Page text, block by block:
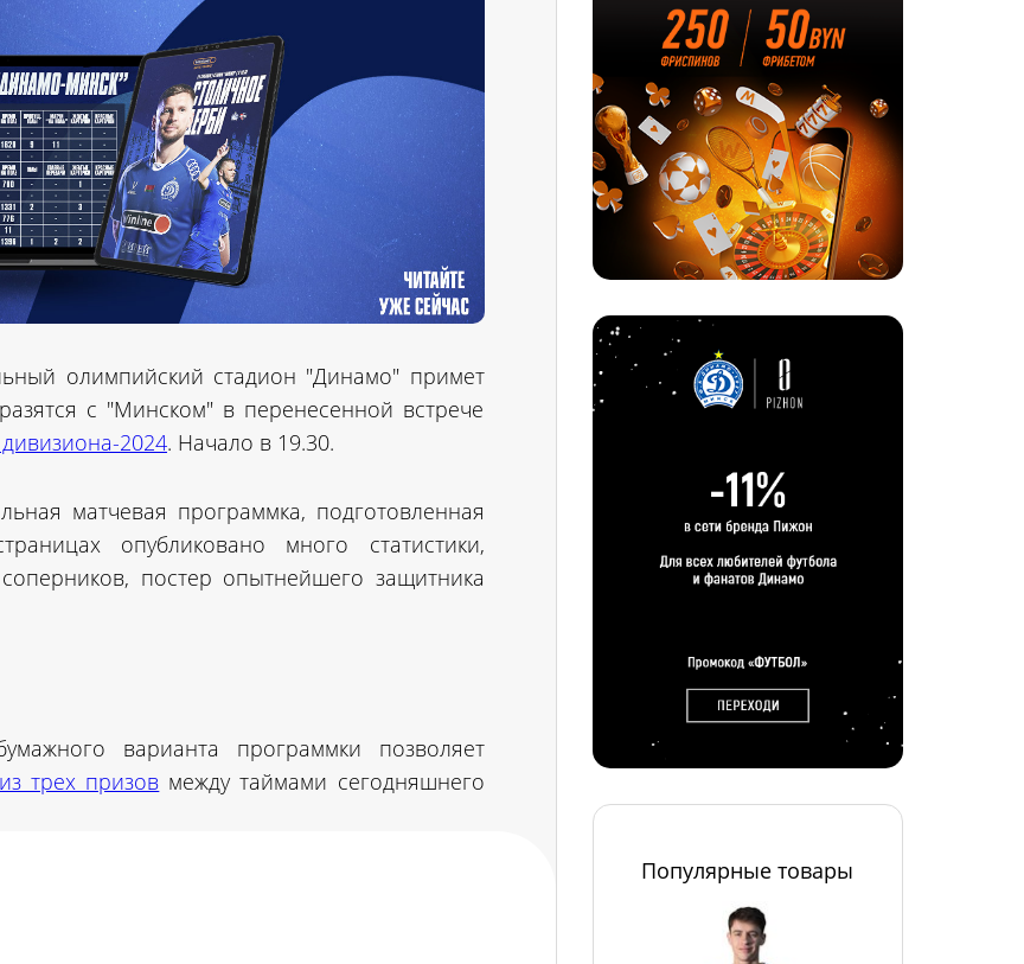
олимпийский стадион "Динамо" примет
с "Минском" в перенесенной встрече
2024. Начало в 19.30.
матчевая программка, подготовленная
опубликовано много статистики,
постер опытнейшего защитника
варианта программки позволяет
трех призов между таймами сегодняшнего
Популярные товары